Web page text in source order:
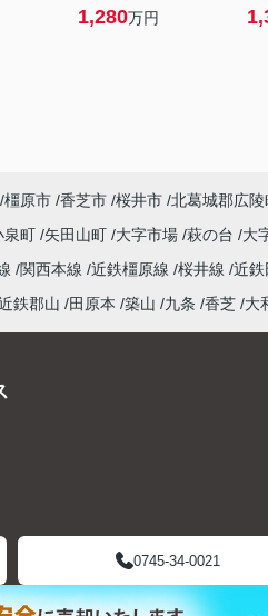
1,280万円
橿原市 香芝市 桜井市 北葛城郡広陵
泉町 矢田山町 大字市場 萩の台 大
関西本線 近鉄橿原線 桜井線 近鉄
鉄郡山 田原本 築山 九条 香芝 大
0745-34-0021